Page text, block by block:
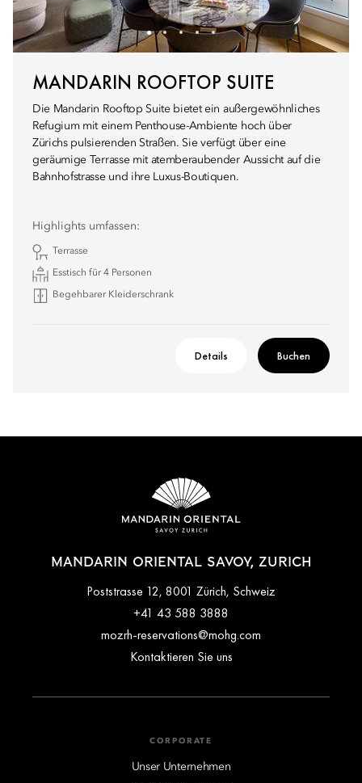
MANDARIN ROOFTOP SUITE
Die Mandarin Rooftop Suite bietet ein außergewöhnliches
Refugium mit einem Penthouse-Ambiente hoch über
Zürichs pulsierenden Straßen. Sie verfügt über eine
geräumige Terrasse mit atemberaubender Aussicht auf die
Bahnhofstrasse und ihre Luxus-Boutiquen.
Highlights umfassen:
Terrasse
Esstisch für 4 Personen
Begehbarer Kleiderschrank
Details Buchen
MANDARIN ORIENTAL SAVOY, ZURICH
Poststrasse 12, 8001 Zürich, Schweiz
+41 43 588 3888
mozrh-reservations@mohg.com
Kontaktieren Sie uns
CORPORATE
Unser Unternehmen